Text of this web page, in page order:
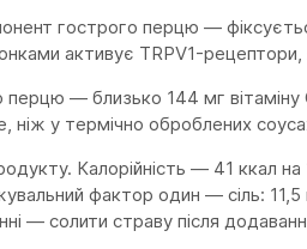
гострого перцю —
активує TRPV1-рецептори,
— близько 144 мг
ніж у термічно оброблених
Калорійність — 41 ккал
фактор один — сіль:
— солити страву після